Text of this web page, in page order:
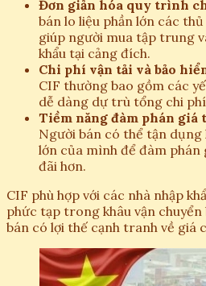
Đơn giản hóa quy trình
bán lo liệu phần lớn các
giúp người mua tập trung
khẩu tại cảng đích.
Chi phí vận tải và bảo
CIF thường bao gồm các
dễ dàng dự trù tổng chi phí
Tiềm năng đàm phán giá
Người bán có thể tận dụng
lớn của mình để đàm phán
đãi hơn.
CIF phù hợp với các nhà nhập
phức tạp trong khâu vận chuyển
bán có lợi thế cạnh tranh về giá